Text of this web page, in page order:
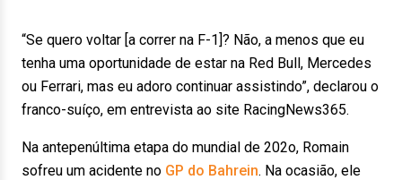
“Se quero voltar [a correr na F-1]? Não, a menos que eu
tenha uma oportunidade de estar na Red Bull, Mercedes
ou Ferrari, mas eu adoro continuar assistindo”, declarou o
franco-suíço, em entrevista ao site RacingNews365.
Na antepenúltima etapa do mundial de 202o, Romain
sofreu um acidente no GP do Bahrein. Na ocasião, ele